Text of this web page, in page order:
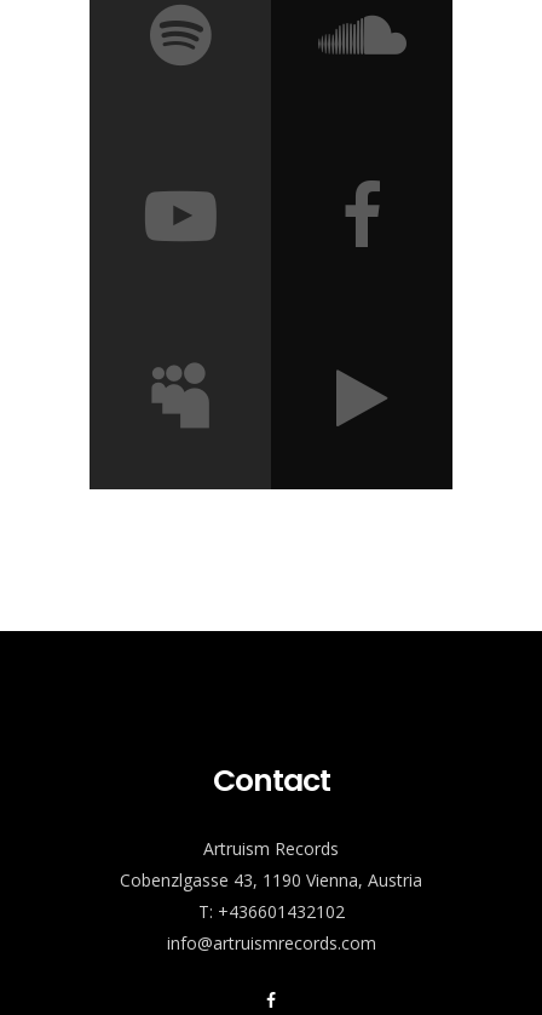
Contact
Artruism Records
Cobenzlgasse 43, 1190 Vienna, Austria
T: +436601432102
info@artruismrecords.com